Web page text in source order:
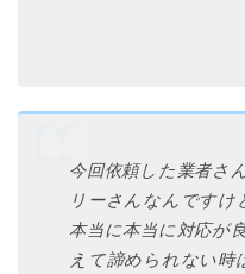
今回依頼した業者さ
リーさんなんですけ
本当に本当に対応
えて諦められない時